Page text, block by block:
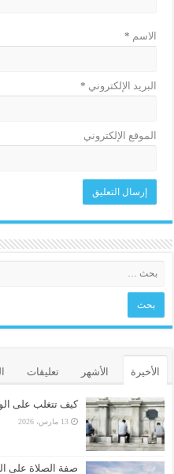
الاسم *
البريد الإلكتروني *
الموقع الإلكتروني
الأخيرة الأشهر تعليقات
كيف تتغلب على
13 مارس، 2026
صفة الصلاة على